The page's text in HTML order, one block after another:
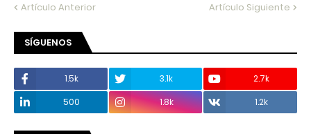
Artículo Anterior Artículo Siguiente
SÍGUENOS
1.5k 3.1k
2.7k
500
1.8k 1.2k